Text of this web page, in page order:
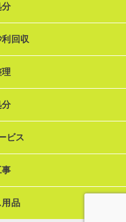
分
回収
分
ビス
事
用品